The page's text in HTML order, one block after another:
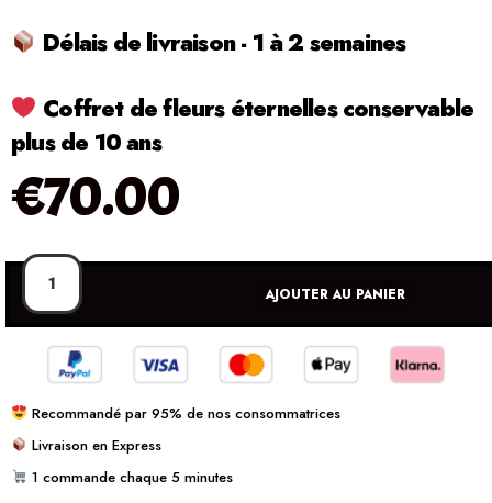
Délais de livraison - 1 à 2 semaines
Coffret de fleurs éternelles conservable
plus de 10 ans
€70.00
AJOUTER AU PANIER
Recommandé par 95% de nos consommatrices
Livraison en Express
1 commande chaque 5 minutes